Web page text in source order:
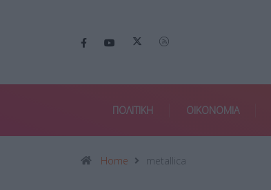
ΠΟΛΙΤΙΚΗ ΟΙΚΟΝΟΜΙΑ
Home metallica